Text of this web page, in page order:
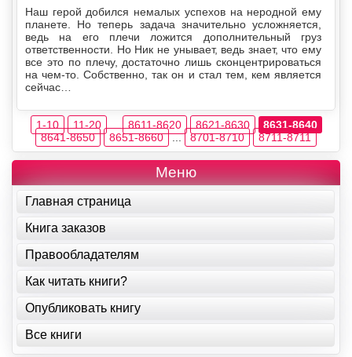
Наш герой добился немалых успехов на неродной ему
планете. Но теперь задача значительно усложняется,
ведь на его плечи ложится дополнительный груз
ответственности. Но Ник не унывает, ведь знает, что ему
все это по плечу, достаточно лишь сконцентрироваться
на чем-то. Собственно, так он и стал тем, кем является
сейчас…
1-10 11-20 ... 8611-8620 8621-8630
8631-8640
8641-8650
8651-8660 ... 8701-8710 8711-8711
Меню
Главная страница
Книга заказов
Правообладателям
Как читать книги?
Опубликовать книгу
Все книги